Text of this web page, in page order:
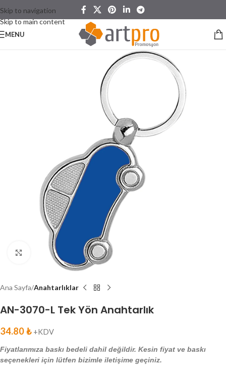
Skip to navigation
Skip to main content
MENU
Click to enlarge
Ana Sayfa Anahtarlıklar
AN-3070-L Tek Yön Anahtarlık
34.80₺ +KDV
Fiyatlarımıza baskı bedeli dahil değildir. Kesin fiyat ve baskı
seçenekleri için lütfen bizimle iletişime geçiniz.